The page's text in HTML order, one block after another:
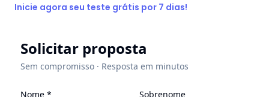
Inicie agora seu teste grátis por 7 dias!